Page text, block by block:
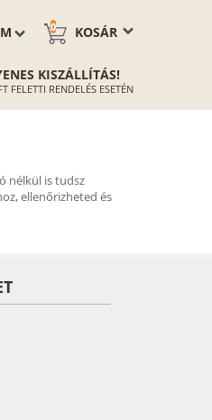
KOSÁR
0
KISZÁLLÍTÁS!
FELETTI RENDELÉS ESETÉN
nélkül is tudsz
ellenőrizheted és